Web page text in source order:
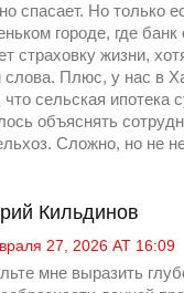
спасает. Но только
городе, где банк
страховку жизни,
слова. Плюс, у нас в
что сельская ипотека
объяснять
Сложно, но не
Кильдинов
27, 2026 AT 16:09
мне выразить